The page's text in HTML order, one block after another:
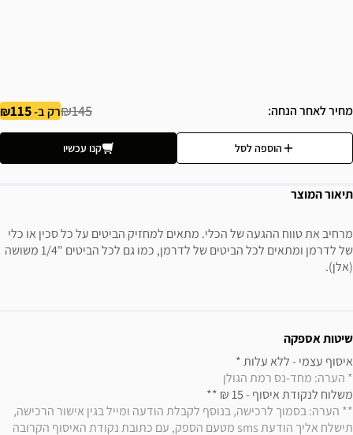
מחיר לאחר הנחה ₪145רק ב-115
הוספה לסל קנו עכשיו
תיאור המוצר
מרחיב את טווח ההגעה של הכלי. מתאים למחזיק הביטים על כל סכין או כלי
של לדרמן ומתאים לכל הביטים של לדרמן, כמו גם לכל הביטים "1/4 משושה
(אלן).
שיטות אספקה
איסוף עצמי - ללא עלות *
* הערה: מחד-נס רמת הגולן
משלוח לנקודת איסוף - 15 ₪ **